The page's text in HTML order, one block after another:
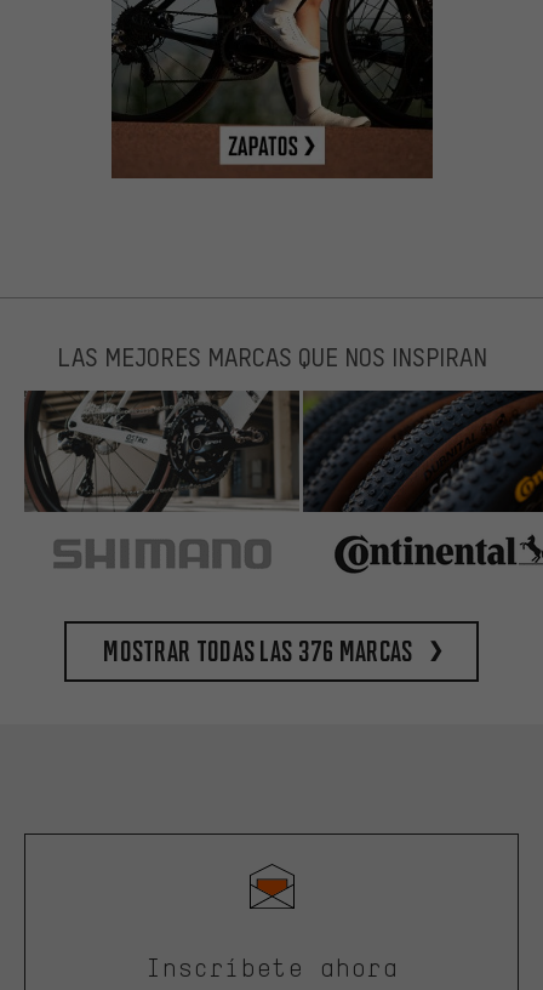
LAS MEJORES MARCAS QUE NOS INSPIRAN
Mostrar todas las 376 marcas
Inscríbete ahora